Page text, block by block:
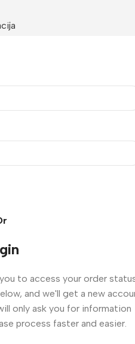
to access your order
and we'll get a new
only ask you for information
process faster and easier.